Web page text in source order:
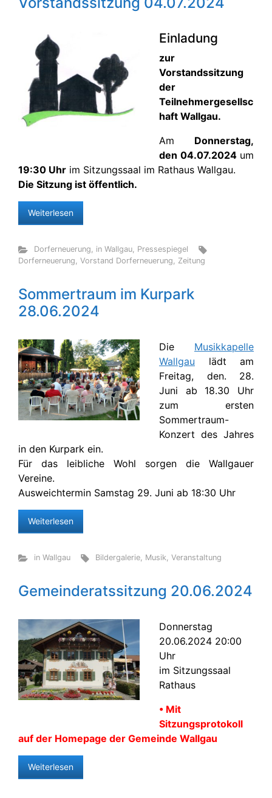
Einladung
zur
Vorstandssitzung
der
Teilnehmergesellsc
haft Wallgau.
Am Donnerstag,
den 04.07.2024um
19:30 Uhr im Sitzungssaal im Rathaus Wallgau.
Die Sitzung ist öffentlich.
Weiterlesen
Dorferneuerung, in Wallgau, Pressespiegel
Dorferneuerung, Vorstand Dorferneuerung, Zeitung
Sommertraum im Kurpark
28.06.2024
Die Musikkapelle
Wallgau lädt am
Freitag, den. 28.
Juni ab 18.30 Uhr
zum ersten
Sommertraum-
Konzert des Jahres
in den Kurpark ein.
Für das leibliche Wohl sorgen die Wallgauer
Vereine.
Ausweichtermin Samstag 29. Juni ab 18:30 Uhr
Weiterlesen
in Wallgau Bildergalerie, Musik,Veranstaltung
Gemeinderatssitzung 20.06.2024
Donnerstag
20.06.2024 20:00
Uhr
im Sitzungssaal
Rathaus
• Mit
Sitzungsprotokoll
auf der Homepage der Gemeinde Wallgau
Weiterlesen